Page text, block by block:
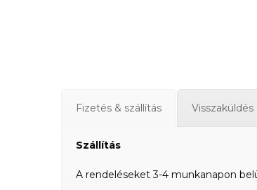
Fizetés & szállítás Visszaküldés
Szállítás
A rendeléseket 3-4 munkanapon